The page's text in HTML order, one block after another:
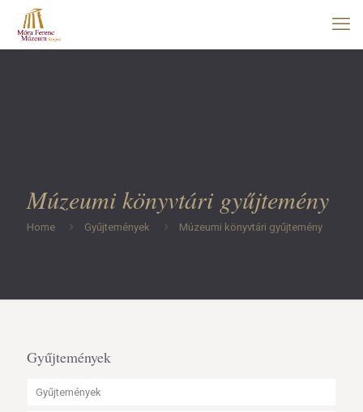
Múzeumi könyvtári gyűjtemény
Home Gyűjtemények Múzeumi könyvtári gyűjtemény
Gyűjtemények
Gyűjtemények